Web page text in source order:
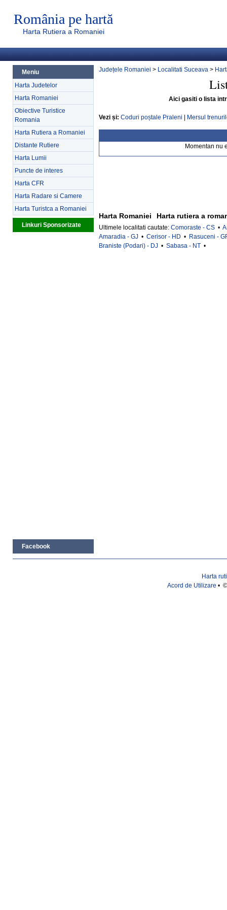
România pe hartă
Harta Rutiera a Romaniei
Meniu
Harta Judetelor
Harta Romaniei
Obiective Turistice
Romania
Harta Rutiera a Romaniei
Distante Rutiere
Harta Lumii
Puncte de interes
Harta CFR
Harta Radare si Camere
Harta Turistca a Romaniei
Linkuri Sponsorizate
Facebook
Județele Romaniei > Localitati Suceava >
Aici gasiti o lista
Vezi și: Coduri poștale Praleni Mersul
Momentan nu
Harta Romaniei Harta rutiera a
Ultimele localitati cautate: Comoraste - CS •
Amaradia - GJ • Cerisor - HD • Rasuceni -
Braniste (Podari) - DJ • Sabasa - NT •
Harta
Acord de Utilizare •